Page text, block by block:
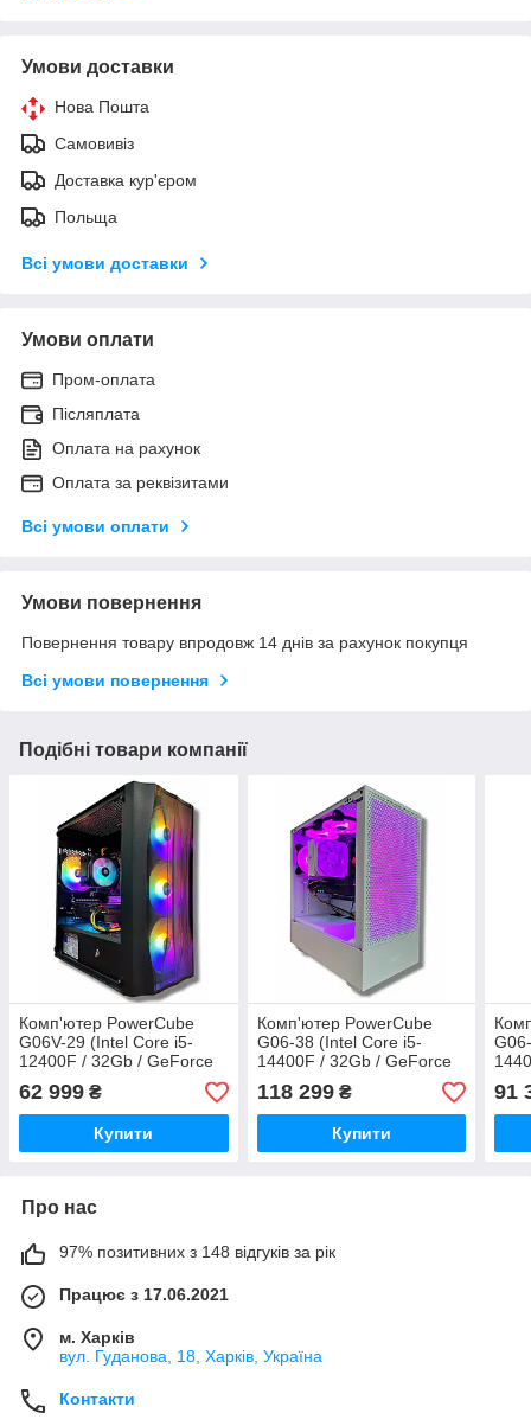
Умови доставки
Нова Пошта
Самовивіз
Доставка кур'єром
Польща
Всі умови доставки
Умови оплати
Пром-оплата
Післяплата
Оплата на рахунок
Оплата за реквізитами
Всі умови оплати
Умови повернення
Повернення товару впродовж 14 днів за рахунок покупця
Всі умови повернення
Подібні товари компанії
Комп'ютер PowerCube
G06V-29 (Intel Core i5-
12400F / 32Gb / GeForce
RTX 3070 8Gb / SSD 1Tb /
700W / USB 3.2)
62 999 ₴
Купити
Комп'ютер PowerCube
G06-38 (Intel Core i5-
14400F / 32Gb / GeForce
RTX 5070 Ti 16GB / SSD
1Tb / 800W / USB 3.2)
118 299₴
Купити
1Tb
91
Про нас
97% позитивних з 148 відгуків за рік
Працює з 17.06.2021
м. Харків
вул. Гуданова, 18, Харків, Україна
Контакти